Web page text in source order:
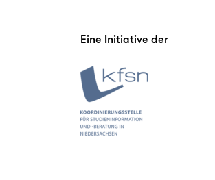
Eine Initiative der